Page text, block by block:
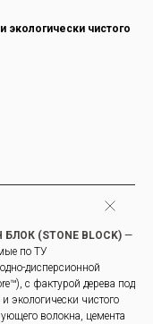
экологически чистого
(STONE BLOCK) —
по ТУ
дисперсионной
с фактурой дерева под
экологически чистого
волокна, цемента